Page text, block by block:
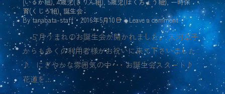
育(くじら組), 誕生会
Bytanabata-staff 2016年5月10日 Leave a comment
５月うまれのお誕生会が開かれました。 天河草子
からも多くの利用者様がお祝いに来て下さいました
♪ にぎやかな雰囲気の中･･･ お誕生会スタート♪
花道を…